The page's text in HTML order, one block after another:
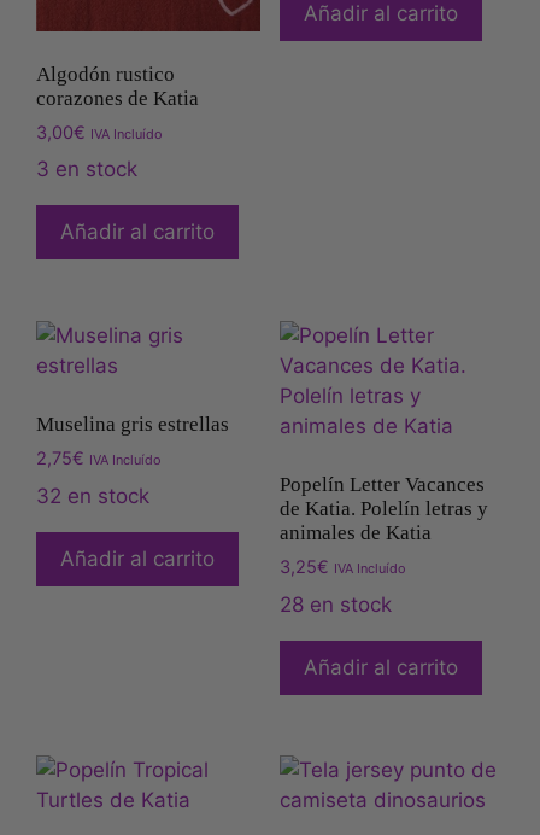
Algodón rustico
corazones de Katia
3,00€ IVA Incluído
3 en stock
Añadir al carrito
Añadir al carrito
Muselina gris estrellas
2,75€ IVA Incluído
32 en stock
Añadir al carrito
Popelín Letter Vacances
de Katia. Polelín letras y
animales de Katia
3,25€ IVA Incluído
28 en stock
Añadir al carrito